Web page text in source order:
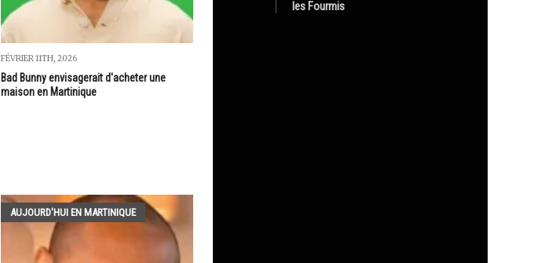
FÉVRIER 11TH, 2026
Bad Bunny envisagerait d'acheter une
maison en Martinique
AUJOURD'HUI EN MARTINIQUE
les Fourmis